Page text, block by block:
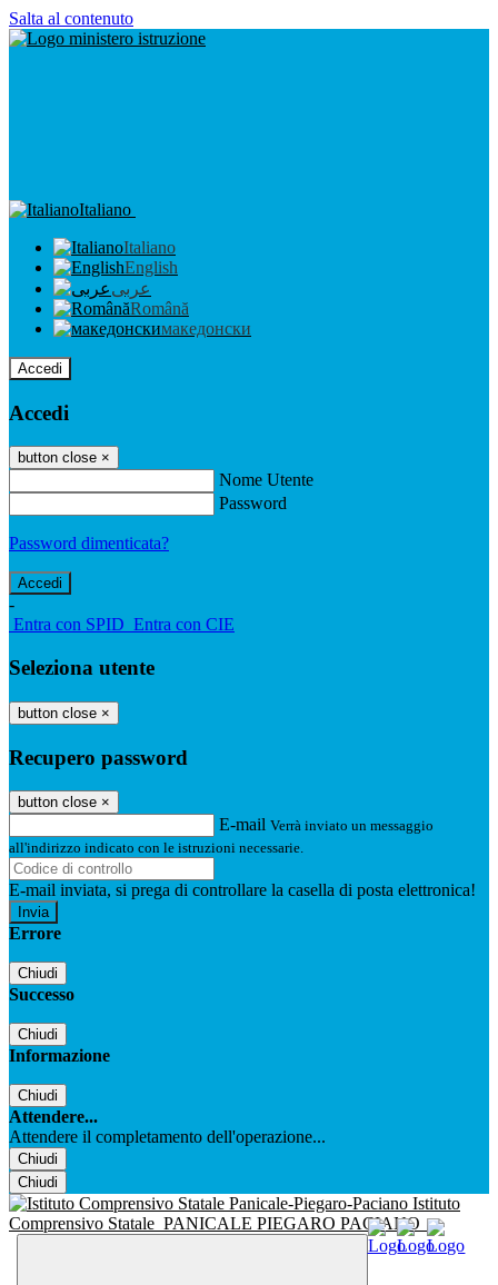
Salta al contenuto
Italiano
Italiano
English
عربى
Română
македонски
Accedi
Accedi
button close ×
Nome Utente
Password
Password dimenticata?
-
Entra con SPID Entra con CIE
Seleziona utente
button close ×
Recupero password
button close ×
E-mail Verrà inviato un messaggio
all'indirizzo indicato con le istruzioni necessarie.
E-mail inviata, si prega di controllare la casella di posta elettronica!
Errore
Chiudi
Successo
Chiudi
Informazione
Chiudi
Attendere...
Attendere il completamento dell'operazione...
Chiudi
Chiudi
Istituto
Comprensivo Statale PANICALE PIEGARO PACIANO